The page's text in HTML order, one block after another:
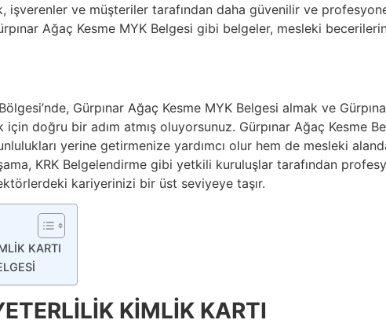
ve müşteriler tarafından daha güvenilir ve
Ağaç Kesme MYK Belgesi gibi belgeler, mesleki
Gürpınar Ağaç Kesme MYK Belgesi almak ve
doğru bir adım atmış oluyorsunuz. Gürpınar Ağaç Kesme
yerine getirmenize yardımcı olur hem de mesleki
KRK Belgelendirme gibi yetkili kuruluşlar tarafından
kariyerinizi bir üst seviyeye taşır.
KARTI
KİMLİK KARTI